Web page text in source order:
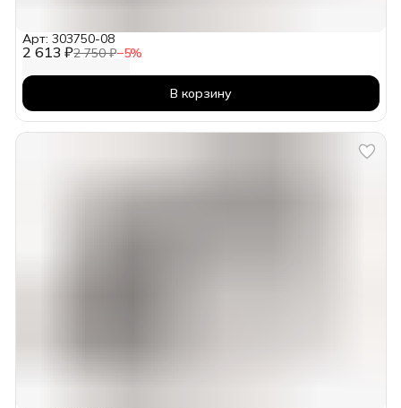
2 613 ₽2 750 ₽−5%
Арт: 303750-08
В корзину